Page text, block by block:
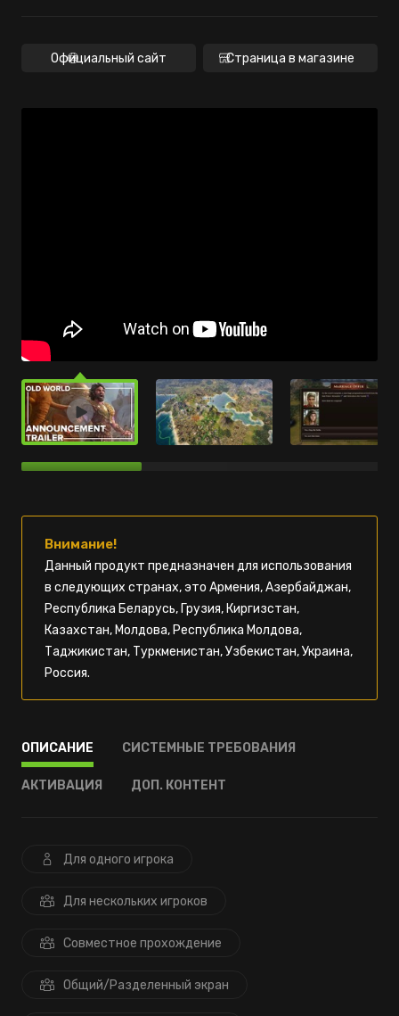
Официальный сайт Страница в магазине
Внимание!
Данный продукт предназначен для использования
в следующих странах, это Армения, Азербайджан,
Республика Беларусь, Грузия, Киргизстан,
Казахстан, Молдова, Республика Молдова,
Таджикистан, Туркменистан, Узбекистан, Украина,
Россия.
ОПИСАНИЕ СИСТЕМНЫЕ ТРЕБОВАНИЯ
АКТИВАЦИЯ ДОП. КОНТЕНТ
Для одного игрока
Для нескольких игроков
Совместное прохождение
Общий/Разделенный экран